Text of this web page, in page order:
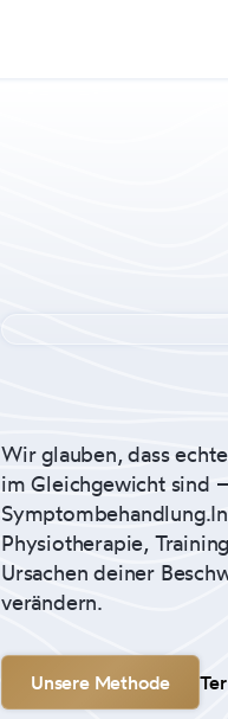
Wir glauben, dass
im Gleichgewicht sind
Physiotherapie,
Ursachen deiner
verändern.
Unsere Methode